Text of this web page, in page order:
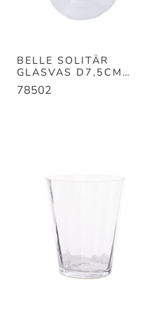
BELLE SOLITÄR
GLASVAS D7,5CM
H7CM
78502